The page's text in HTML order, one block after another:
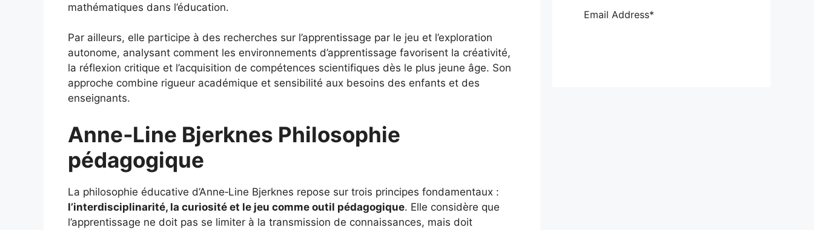
mathématiques dans l’éducation.
Par ailleurs, elle participe à des recherches sur l’apprentissage par le jeu et l’exploration
autonome, analysant comment les environnements d’apprentissage favorisent la créativité,
la réflexion critique et l’acquisition de compétences scientifiques dès le plus jeune âge. Son
approche combine rigueur académique et sensibilité aux besoins des enfants et des
enseignants.
Anne‑Line Bjerknes Philosophie
pédagogique
La philosophie éducative d’Anne‑Line Bjerknes repose sur trois principes fondamentaux :
l’interdisciplinarité, la curiosité et le jeu comme outil pédagogique. Elle considère que
l’apprentissage ne doit pas se limiter à la transmission de connaissances, mais doit